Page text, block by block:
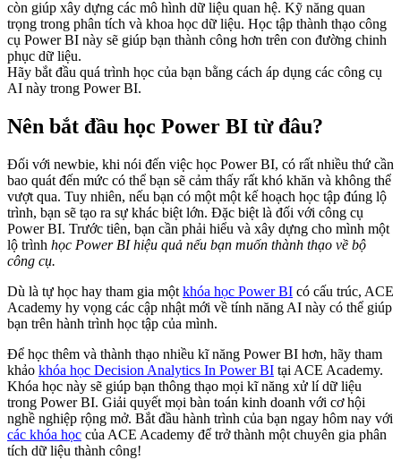
còn giúp xây dựng các mô hình dữ liệu quan hệ. Kỹ năng quan
trọng trong phân tích và khoa học dữ liệu. Học tập thành thạo công
cụ Power BI này sẽ giúp bạn thành công hơn trên con đường chinh
phục dữ liệu.
Hãy bắt đầu quá trình học của bạn bằng cách áp dụng các công cụ
AI này trong Power BI.
Nên bắt đầu học Power BI từ đâu?
Đối với newbie, khi nói đến việc học Power BI, có rất nhiều thứ cần
bao quát đến mức có thể bạn sẽ cảm thấy rất khó khăn và không thể
vượt qua. Tuy nhiên, nếu bạn có một một kế hoạch học tập đúng lộ
trình, bạn sẽ tạo ra sự khác biệt lớn. Đặc biệt là đối với công cụ
Power BI. Trước tiên, bạn cần phải hiểu và xây dựng cho mình một
lộ trình học Power BI hiệu quả nếu bạn muốn thành thạo về bộ
công cụ.
Dù là tự học hay tham gia một khóa học Power BI có cấu trúc, ACE
Academy hy vọng các cập nhật mới về tính năng AI này có thể giúp
bạn trên hành trình học tập của mình.
Để học thêm và thành thạo nhiều kĩ năng Power BI hơn, hãy tham
khảo khóa học Decision Analytics In Power BI tại ACE Academy.
Khóa học này sẽ giúp bạn thông thạo mọi kĩ năng xử lí dữ liệu
trong Power BI. Giải quyết mọi bàn toán kinh doanh với cơ hội
nghề nghiệp rộng mở. Bắt đầu hành trình của bạn ngay hôm nay với
các khóa học của ACE Academy để trở thành một chuyên gia phân
tích dữ liệu thành công!